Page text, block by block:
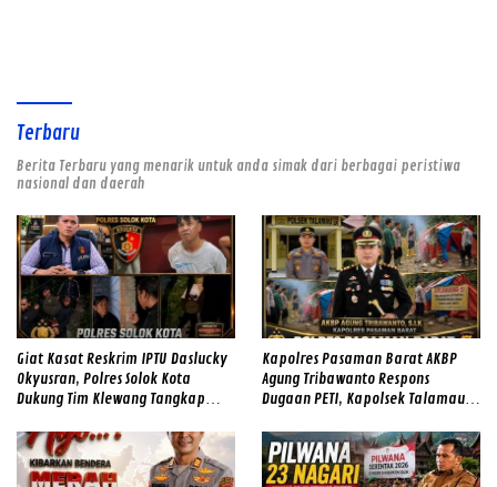
Terbaru
Berita Terbaru yang menarik untuk anda simak dari berbagai peristiwa
nasional dan daerah
Giat Kasat Reskrim IPTU Daslucky
Okyusran, Polres Solok Kota
Dukung Tim Klewang Tangkap
Kapolres Pasaman Barat AKBP
Agung Tribawanto Respons
Dugaan PETI, Kapolsek Talamau